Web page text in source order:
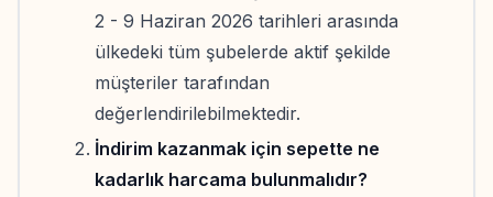
2 - 9 Haziran 2026 tarihleri arasında
ülkedeki tüm şubelerde aktif şekilde
müşteriler tarafından
değerlendirilebilmektedir.
İndirim kazanmak için sepette ne
kadarlık harcama bulunmalıdır?